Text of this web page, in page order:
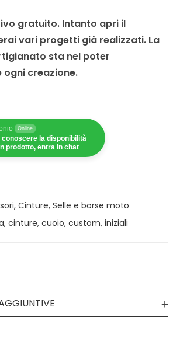
gratuito. Intanto apri il
vari progetti già realizzati. La
sta nel poter
ogni creazione.
Online
conoscere la disponibilità
prodotto, entra in chat
, Cinture, Selle e borse moto
, cinture, cuoio, custom, iniziali